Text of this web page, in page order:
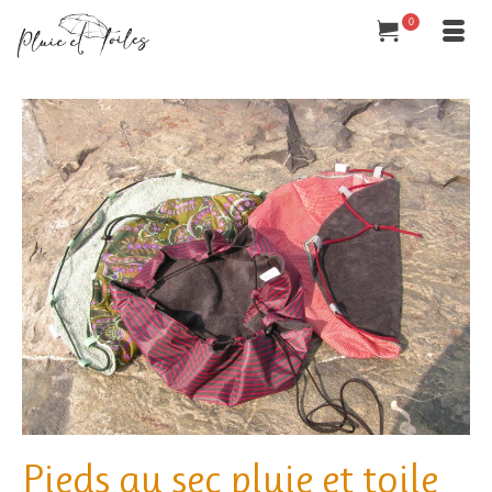
0
Pieds au sec pluie et toile